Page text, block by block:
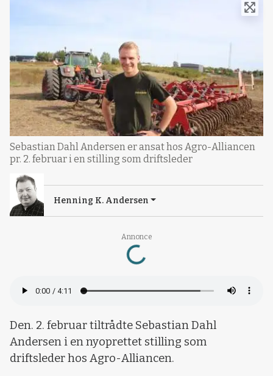
Annonce
Loading...
Sebastian Dahl Andersen er ansat hos Agro-Alliancen
pr. 2. februar i en stilling som driftsleder
Henning K. Andersen
Den. 2. februar tiltrådte Sebastian Dahl
Andersen i en nyoprettet stilling som
driftsleder hos Agro-Alliancen.